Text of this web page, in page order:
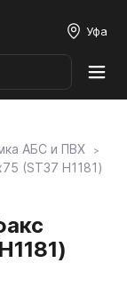
Уфа
АБС и ПВХ
(ST37 H1181)